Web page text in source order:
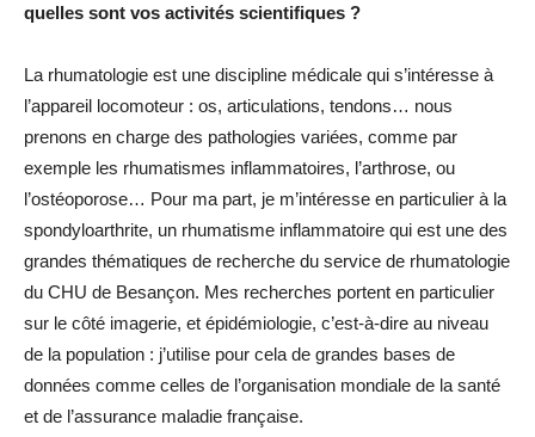
quelles sont vos activités scientifiques ?
La rhumatologie est une discipline médicale qui s’intéresse à
l’appareil locomoteur : os, articulations, tendons… nous
prenons en charge des pathologies variées, comme par
exemple les rhumatismes inflammatoires, l’arthrose, ou
l’ostéoporose… Pour ma part, je m’intéresse en particulier à la
spondyloarthrite, un rhumatisme inflammatoire qui est une des
grandes thématiques de recherche du service de rhumatologie
du CHU de Besançon. Mes recherches portent en particulier
sur le côté imagerie, et épidémiologie, c’est-à-dire au niveau
de la population : j’utilise pour cela de grandes bases de
données comme celles de l’organisation mondiale de la santé
et de l’assurance maladie française.